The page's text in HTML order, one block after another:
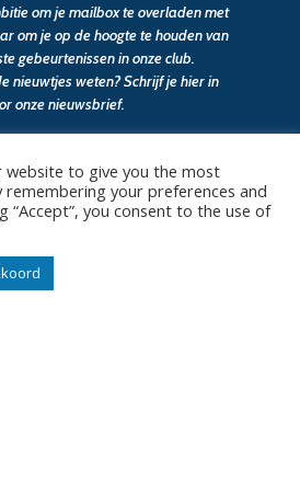
om je mailbox te overladen met
om je op de hoogte te houden van
gebeurtenissen in onze club.
nieuwtjes weten? Schrijf je hier in
onze nieuwsbrief.
MIJ IN
website to give you the most
remembering your preferences and
“Accept”, you consent to the use of